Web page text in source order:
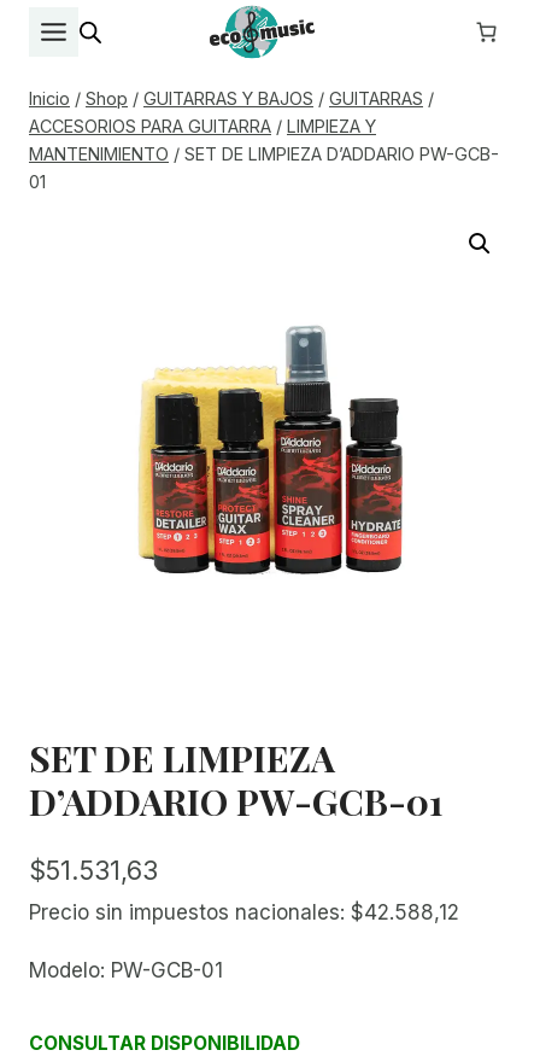
Inicio / Shop / GUITARRAS Y BAJOS / GUITARRAS /
ACCESORIOS PARA GUITARRA / LIMPIEZA Y
MANTENIMIENTO / SET DE LIMPIEZA D’ADDARIO PW-GCB-
01
SET DE LIMPIEZA
D’ADDARIO PW-GCB-01
$51.531,63
Precio sin impuestos nacionales: $42.588,12
Modelo: PW-GCB-01
CONSULTAR DISPONIBILIDAD